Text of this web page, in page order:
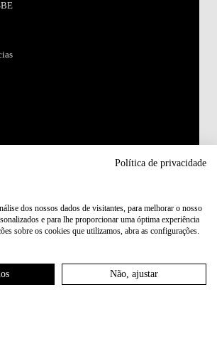
Política de privacidade
dos nossos dados de visitantes, para melhorar o nosso
e para lhe proporcionar uma óptima experiência
sobre os cookies que utilizamos, abra as configurações.
Não, ajustar